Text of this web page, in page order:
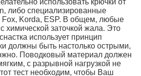
использовать крючки от
либо специализированные
Fox, Korda, ESP. В общем, любые
химической заточкой жала. Это
использует принцип
должны быть настолько острыми,
Поводковый материал должен
с разрывной нагрузкой не
тест необходим, чтобы Ваш